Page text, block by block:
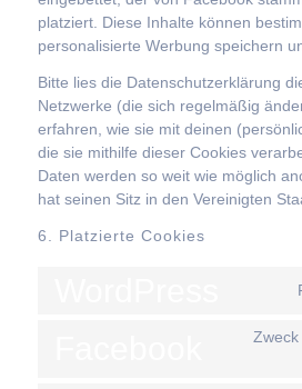
platziert. Diese Inhalte können
personalisierte Werbung speichern
Bitte lies die Datenschutzerklärung
Netzwerke (die sich regelmäßig
erfahren, wie sie mit deinen
die sie mithilfe dieser Cookies
Daten werden so weit wie möglich
hat seinen Sitz in den Vereinigten
6. Platzierte Cookies